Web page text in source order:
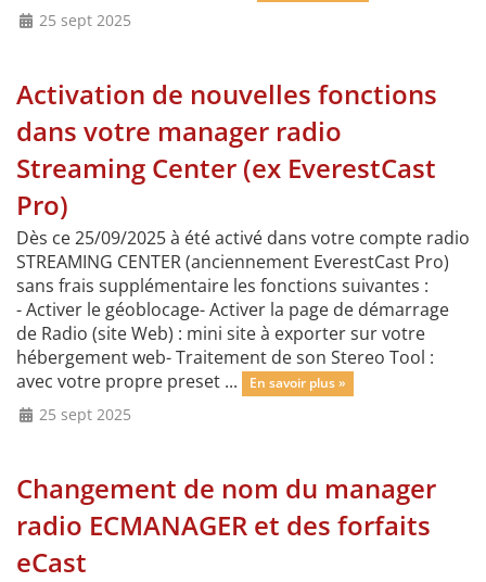
25 sept 2025
Activation de nouvelles fonctions
dans votre manager radio
Streaming Center (ex EverestCast
Pro)
Dès ce 25/09/2025 à été activé dans votre compte radio
STREAMING CENTER (anciennement EverestCast Pro)
sans frais supplémentaire les fonctions suivantes :
- Activer le géoblocage- Activer la page de démarrage
de Radio (site Web) : mini site à exporter sur votre
hébergement web- Traitement de son Stereo Tool :
avec votre propre preset ...
En savoir plus »
25 sept 2025
Changement de nom du manager
radio ECMANAGER et des forfaits
eCast